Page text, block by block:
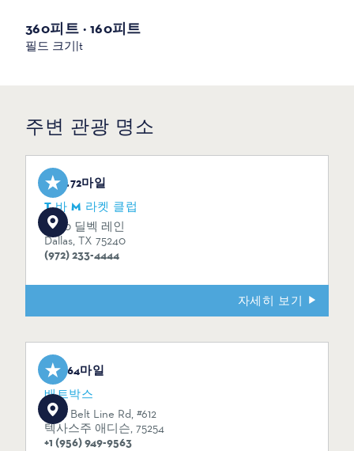
필드 크기|t
360피트 × 160피트
주변 관광 명소
0.72마일
T 바 M 라켓 클럽
6060 딜벡 레인
Dallas, TX 75240
(972) 233-4444
자세히 보기
1.64마일
배트박스
5100 Belt Line Rd, #612
텍사스주 애디슨, 75254
+1 (956) 949-9563